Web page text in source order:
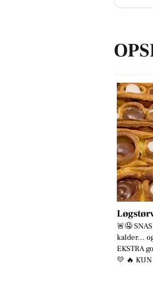
🚨🤤
kalder...
EKSTRA
💛 🔥